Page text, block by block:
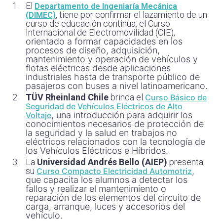
El Departamento de Ingeniaría Mecánica
(DIMEC), tiene por confirmar el lazamiento de un
curso de educación continua, el Curso
Internacional de Electromovilidad (CIE),
orientado a formar capacidades en los
procesos de diseño, adquisición,
mantenimiento y operación de vehículos y
flotas eléctricas desde aplicaciones
industriales hasta de transporte público de
pasajeros con buses a nivel latinoamericano.
TÜV Rheinland Chile brinda el Curso Básico de
Seguridad de Vehículos Eléctricos de Alto
Voltaje, una introducción para adquirir los
conocimientos necesarios de protección de
la seguridad y la salud en trabajos no
eléctricos relacionados con la tecnología de
los Vehículos Eléctricos e Híbridos.
La Universidad Andrés Bello (AIEP) presenta
su Curso Compacto Electricidad Automotriz,
que capacita los alumnos a detectar los
fallos y realizar el mantenimiento o
reparación de los elementos del circuito de
carga, arranque, luces y accesorios del
vehículo.